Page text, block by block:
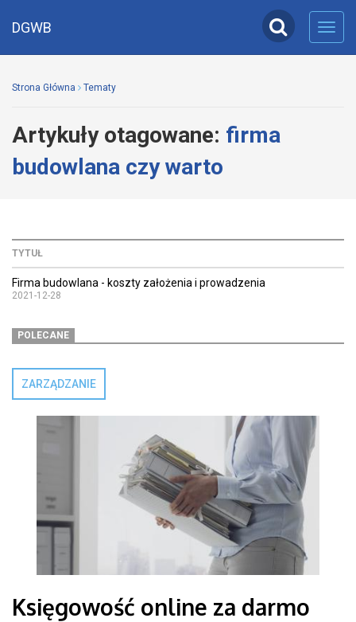
DGWB
Strona Główna Tematy
Artykuły otagowane: firma
budowlana czy warto
TYTUŁ
Firma budowlana - koszty założenia i prowadzenia
2021-12-28
POLECANE
ZARZĄDZANIE
Księgowość online za darmo